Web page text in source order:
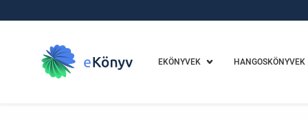
EKÖNYVEK HANGOSKÖNYVEK